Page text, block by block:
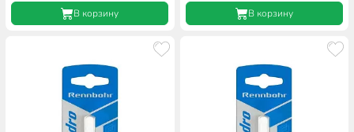
В корзину В корзину